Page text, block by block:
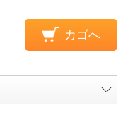
カゴへ